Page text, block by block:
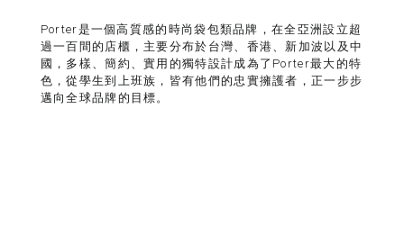
Porter是一個高質感的時尚袋包類品牌，在全亞洲設立超
過一百間的店櫃，主要分布於台灣、香港、新加波以及中
國，多樣、簡約、實用的獨特設計成為了Porter最大的特
色，從學生到上班族，皆有他們的忠實擁護者，正一步步
邁向全球品牌的目標。